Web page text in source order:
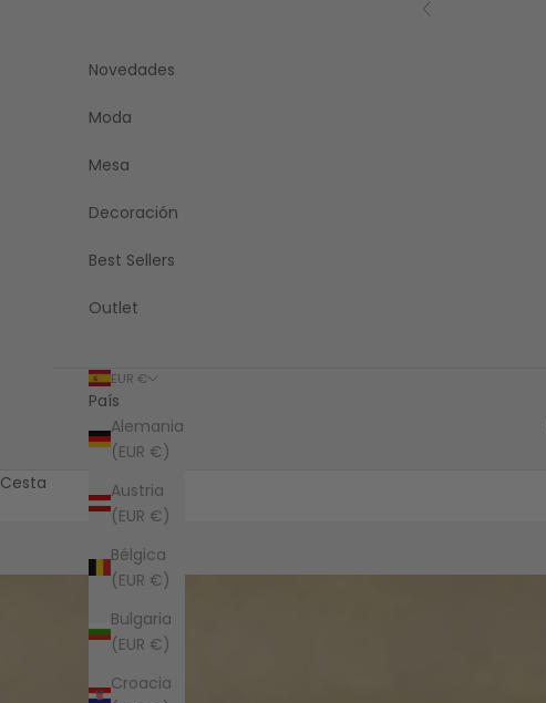
Anterior
Novedades
Moda
Mesa
Decoración
Best Sellers
Outlet
EUR €
País
Alemania
(EUR €)
Austria
(EUR €)
Bélgica
(EUR €)
Bulgaria
(EUR €)
Croacia
Cesta